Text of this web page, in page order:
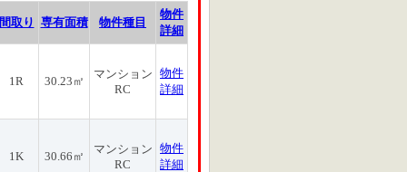
取り 専有面積 物件種目
物件
詳細
1R 30.23㎡
マンション
RC
物件
詳細
1K 30.66㎡
マンション
RC
物件
詳細